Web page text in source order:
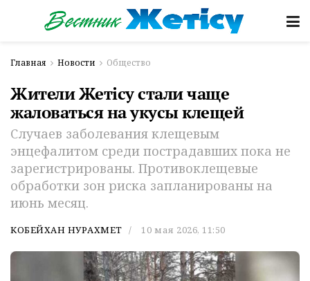
Главная Новости Общество
Жители Жетiсу стали чаще
жаловаться на укусы клещей
Случаев заболевания клещевым
энцефалитом среди пострадавших пока не
зарегистрированы. Противоклещевые
обработки зон риска запланированы на
июнь месяц.
КОБЕЙХАН НУРАХМЕТ 10 мая 2026, 11:50